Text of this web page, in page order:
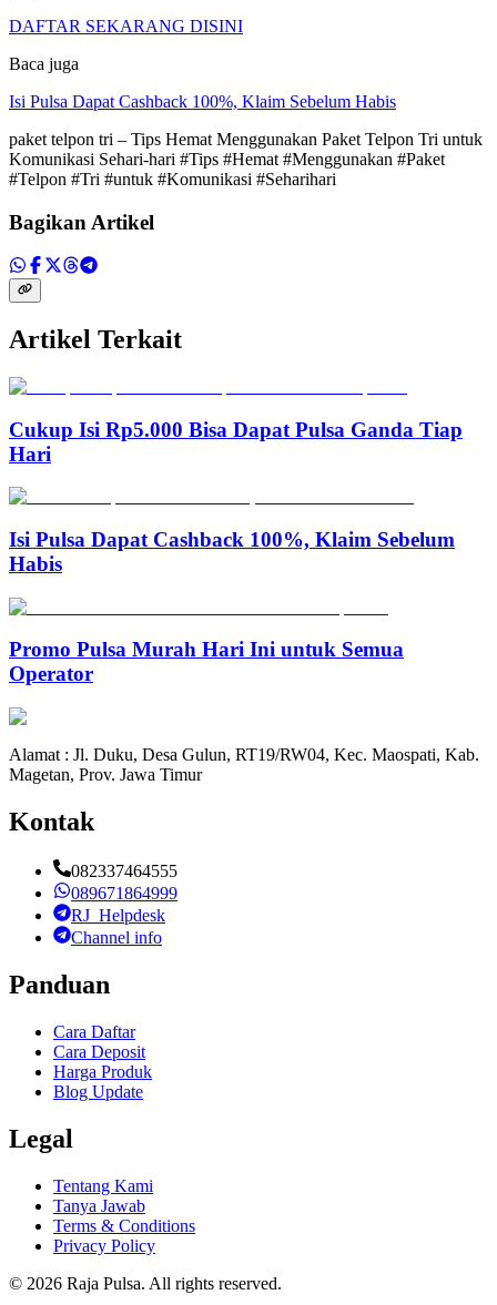
DAFTAR SEKARANG DISINI
Baca juga
Isi Pulsa Dapat Cashback 100%, Klaim Sebelum Habis
paket telpon tri – Tips Hemat Menggunakan Paket Telpon Tri untuk
Komunikasi Sehari-hari #Tips #Hemat #Menggunakan #Paket
#Telpon #Tri #untuk #Komunikasi #Seharihari
Bagikan Artikel
Artikel Terkait
Cukup Isi Rp5.000 Bisa Dapat Pulsa Ganda Tiap
Hari
Isi Pulsa Dapat Cashback 100%, Klaim Sebelum
Habis
Promo Pulsa Murah Hari Ini untuk Semua
Operator
Alamat : Jl. Duku, Desa Gulun, RT19/RW04, Kec. Maospati, Kab.
Magetan, Prov. Jawa Timur
Kontak
082337464555
089671864999
RJ_Helpdesk
Channel info
Panduan
Cara Daftar
Cara Deposit
Harga Produk
Blog Update
Legal
Tentang Kami
Tanya Jawab
Terms & Conditions
Privacy Policy
© 2026 Raja Pulsa. All rights reserved.